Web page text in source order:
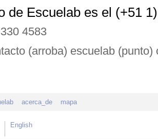
de Escuelab es el (+51
4583
(arroba) escuelab (punto)
acerca_de mapa
English